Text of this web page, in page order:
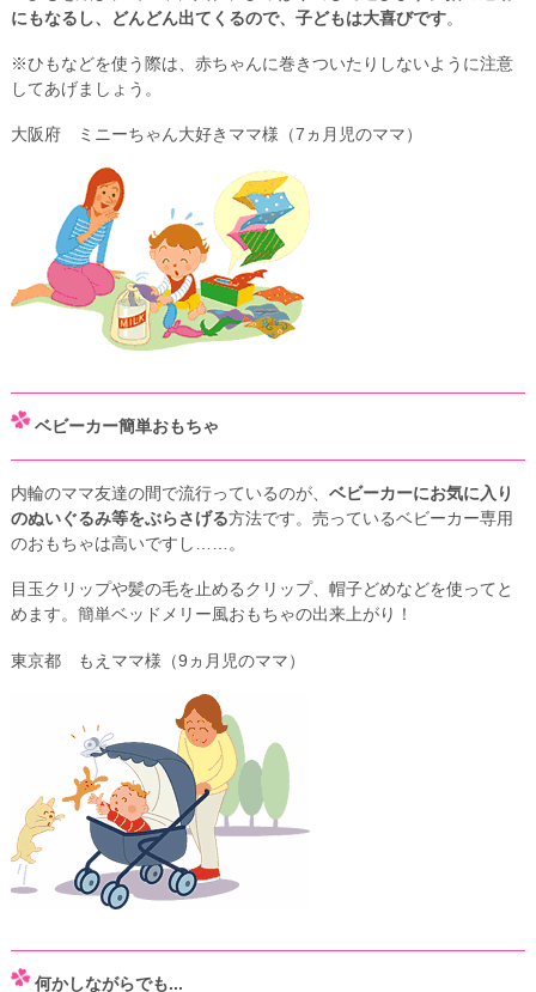
にもなるし、どんどん出てくるので、子どもは大喜びです。
※ひもなどを使う際は、赤ちゃんに巻きついたりしないように注意
してあげましょう。
大阪府 ミニーちゃん大好きママ様（7ヵ月児のママ）
ベビーカー簡単おもちゃ
内輪のママ友達の間で流行っているのが、 ベビーカーにお気に入り
のぬいぐるみ等をぶらさげる方法です。売っているベビーカー専用
のおもちゃは高いですし……。
目玉クリップや髪の毛を止めるクリップ、帽子どめなどを使ってと
めます。簡単ベッドメリー風おもちゃの出来上がり！
東京都 もえママ様（9ヵ月児のママ）
何かしながらでも...